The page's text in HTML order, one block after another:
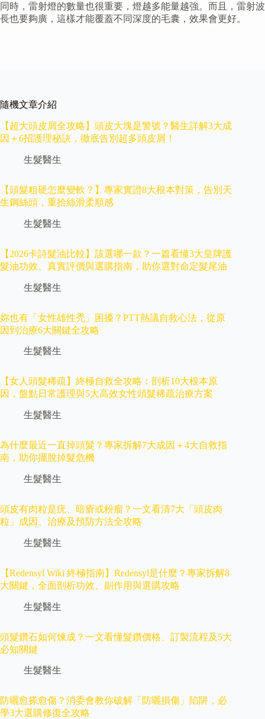
同時，雷射燈的數量也很重要，燈越多能量越強。而且，雷射波
長也要夠廣，這樣才能覆蓋不同深度的毛囊，效果會更好。
隨機文章介紹
【超大頭皮屑全攻略】頭皮大塊是警號？醫生詳解3大成
因＋6招護理秘訣，徹底告別超多頭皮屑！
生髮醫生
【頭髮粗硬怎麼變軟？】專家實證8大根本對策，告別天
生鋼絲頭，重拾絲滑柔順感
生髮醫生
【2026卡詩髮油比較】該選哪一款？一篇看懂3大皇牌護
髮油功效、真實評價與選購指南，助你選對命定髮尾油
生髮醫生
妳也有「女性雄性禿」困擾？PTT熱議自救心法，從原
因到治療6大關鍵全攻略
生髮醫生
【女人頭髮稀疏】終極自救全攻略：剖析10大根本原
因，盤點日常護理與5大高效女性頭髮稀疏治療方案
生髮醫生
為什麼最近一直掉頭髮？專家拆解7大成因＋4大自救指
南，助你擺脫掉髮危機
生髮醫生
頭皮有肉粒是疣、暗瘡或粉瘤？一文看清7大「頭皮肉
粒」成因、治療及預防方法全攻略
生髮醫生
【Redensyl Wiki 終極指南】Redensyl是什麼？專家拆解8
大關鍵，全面剖析功效、副作用與選購攻略
生髮醫生
頭髮鑽石如何煉成？一文看懂髮鑽價格、訂製流程及5大
必知關鍵
生髮醫生
防曬愈搽愈傷？消委會教你破解「防曬損傷」陷阱，必
學3大選購修復全攻略